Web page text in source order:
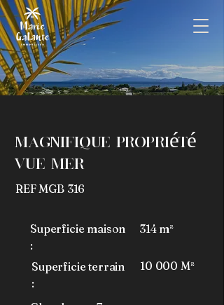
Agence immobiliEre A
Marie-Galante
Magnifique Propriété
vue mer
REF MGB 316
Superficie maison
:
Superficie terrain
:
314 m²
10 000 M²